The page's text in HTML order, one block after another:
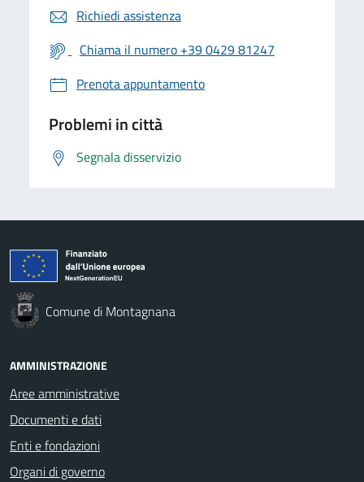
Richiedi assistenza
Chiama il numero +39 0429 81247
Prenota appuntamento
Problemi in città
Segnala disservizio
Comune di Montagnana
AMMINISTRAZIONE
Aree amministrative
Documenti e dati
Enti e fondazioni
Organi di governo